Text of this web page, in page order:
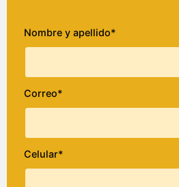
Nombre y apellido*
Correo*
Celular*